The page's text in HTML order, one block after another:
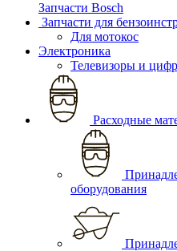
Запчасти Bosch
Запчасти для
Для мотокос
Электроника
Телевизоры и
Расходные
оборудования